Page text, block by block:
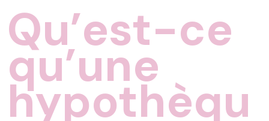
Qu’est-ce
qu’une
hypothèqu